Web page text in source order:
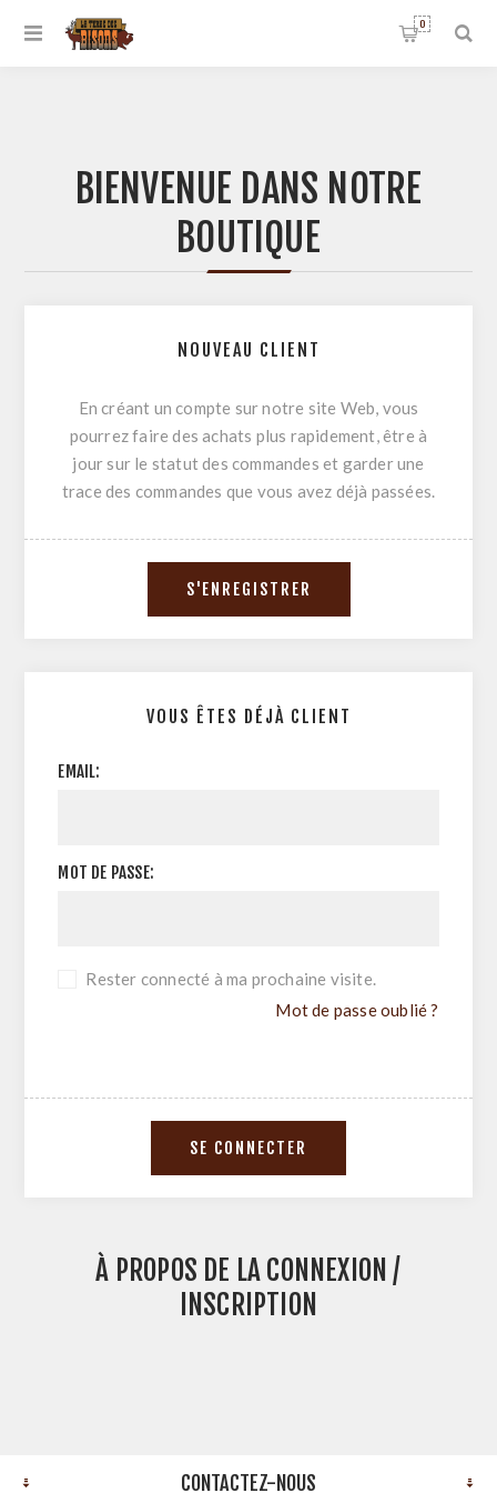
0
BIENVENUE DANS NOTRE
BOUTIQUE
NOUVEAU CLIENT
En créant un compte sur notre site Web, vous
pourrez faire des achats plus rapidement, être à
jour sur le statut des commandes et garder une
trace des commandes que vous avez déjà passées.
VOUS ÊTES DÉJÀ CLIENT
EMAIL:
MOT DE PASSE:
Rester connecté à ma prochaine visite.
Mot de passe oublié ?
À PROPOS DE LA CONNEXION /
INSCRIPTION
CONTACTEZ-NOUS